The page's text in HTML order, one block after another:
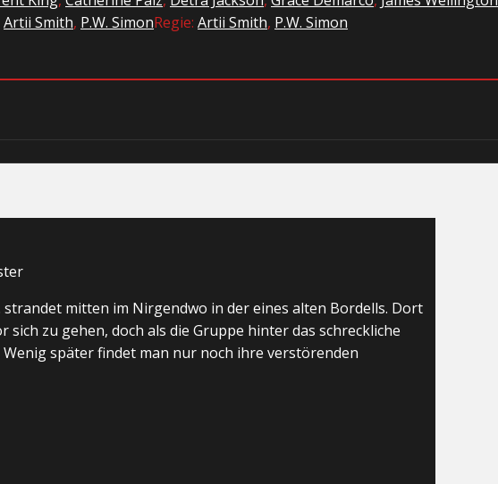
Artii Smith, P.W. SimonRegie: Artii Smith, P.W. Simon
strandet mitten im Nirgendwo in der eines alten Bordells. Dort
zu gehen, doch als die Gruppe hinter das schreckliche
später findet man nur noch ihre verstörenden